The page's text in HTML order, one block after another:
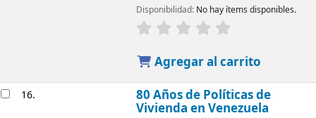
Disponibilidad: No hay ítems disponibles.
Agregar al carrito
16. 80 Años de Políticas de
Vivienda en Venezuela